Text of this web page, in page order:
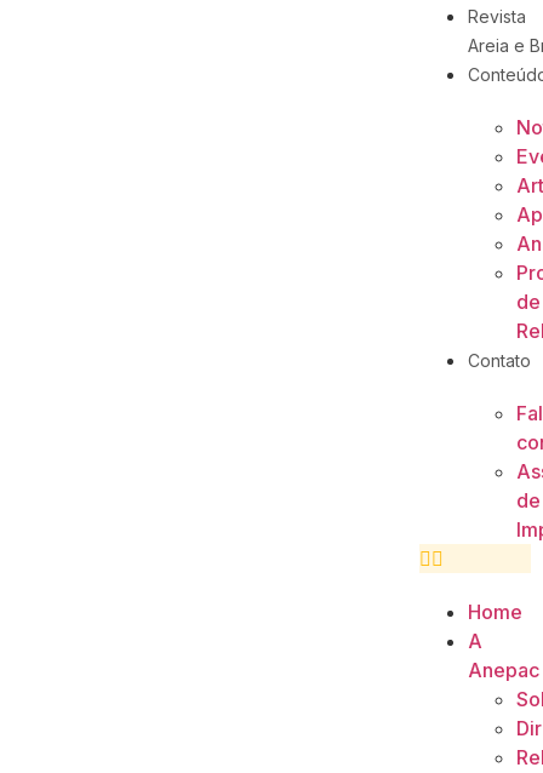
Revista
Areia e
de
Contato
de
Home
A
Anepac